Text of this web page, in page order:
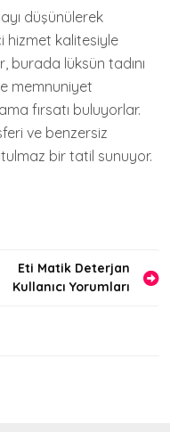
düşünülerek
hizmet kalitesiyle
burada lüksün tadını
memnuniyet
fırsatı buluyorlar.
ve benzersiz
bir tatil sunuyor.
Eti Matik Deterjan
Kullanıcı Yorumları